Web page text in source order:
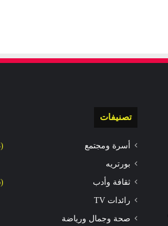
تصنيفات
أسرة ومجتمع (2٬374)
بورتريه
ثقافة وأدب (1٬006)
رائدات TV
صحة وجمال ورياضة